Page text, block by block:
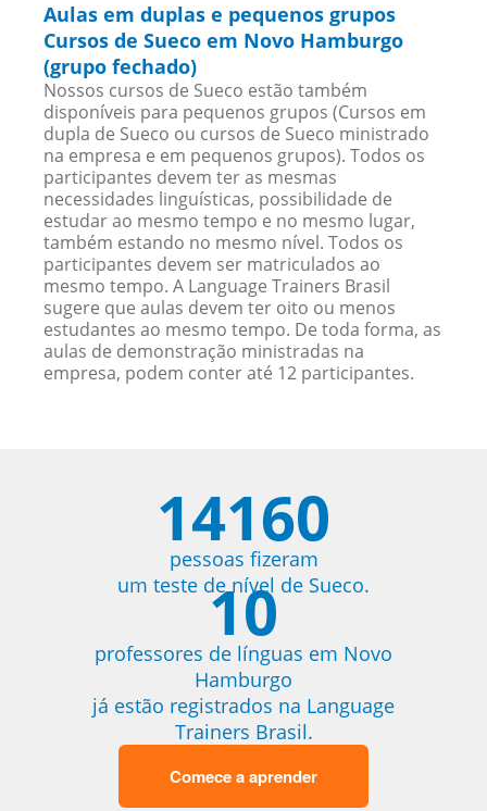
Aulas em duplas e pequenos grupos
Cursos de Sueco em Novo Hamburgo
(grupo fechado)
Nossos cursos de Sueco estão também
disponíveis para pequenos grupos (Cursos em
dupla de Sueco ou cursos de Sueco ministrado
na empresa e em pequenos grupos). Todos os
participantes devem ter as mesmas
necessidades linguísticas, possibilidade de
estudar ao mesmo tempo e no mesmo lugar,
também estando no mesmo nível. Todos os
participantes devem ser matriculados ao
mesmo tempo. A Language Trainers Brasil
sugere que aulas devem ter oito ou menos
estudantes ao mesmo tempo. De toda forma, as
aulas de demonstração ministradas na
empresa, podem conter até 12 participantes.
14160
pessoas fizeram
um teste de nível de Sueco.
10
professores de línguas em Novo
Hamburgo
já estão registrados na Language
Trainers Brasil.
Comece a aprender